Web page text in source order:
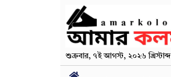
শুক্রবার, ৭ই আগস্ট, ২০২৬ খ্রিস্টাব্দ